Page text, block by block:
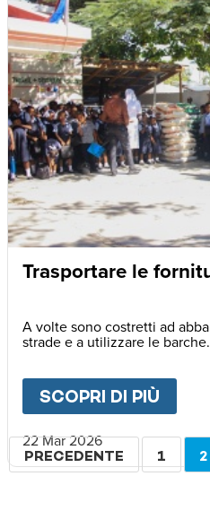
Trasportare le
A volte sono costretti ad
strade e a utilizzare le barche.
SCOPRI DI PIÙ
22 Mar 2026
Paginazione
PAGINA
PRECEDENTE PAGINA
1 2